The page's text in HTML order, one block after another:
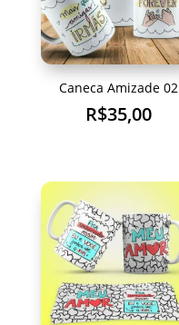
Caneca Amizade 02
R$35,00